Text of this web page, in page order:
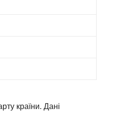
країни. Дані